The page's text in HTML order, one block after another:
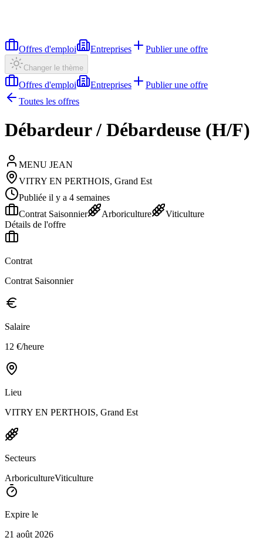
Offres d'emploi Entreprises Publier une offre
Changer le thème
Offres d'emploi Entreprises
Publier une offre
Toutes les offres
Débardeur / Débardeuse (H/F)
MENU JEAN
VITRY EN PERTHOIS, Grand Est
Publiée il y a 4 semaines
Contrat Saisonnier
Arboriculture
Viticulture
Détails de l'offre
Contrat
Contrat Saisonnier
Salaire
12 €/heure
Lieu
VITRY EN PERTHOIS, Grand Est
Secteurs
ArboricultureViticulture
Expire le
21 août 2026